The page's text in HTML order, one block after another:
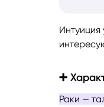
Интуиция
➕
Раки —